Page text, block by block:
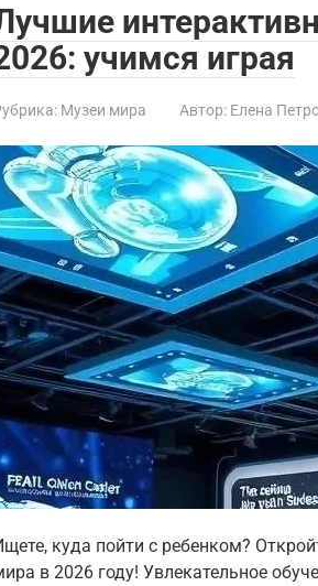
учимся играя
Музеи мира Автор: Елена
куда пойти с ребенком?
в 2026 году! Увлекательное